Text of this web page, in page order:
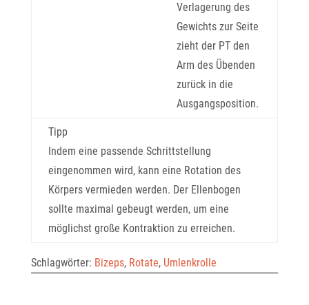
Verlagerung des
Gewichts zur Seite
zieht der PT den
Arm des Übenden
zurück in die
Ausgangsposition.
Tipp
Indem eine passende Schrittstellung
eingenommen wird, kann eine Rotation des
Körpers vermieden werden. Der Ellenbogen
sollte maximal gebeugt werden, um eine
möglichst große Kontraktion zu erreichen.
Schlagwörter: Bizeps, Rotate, Umlenkrolle